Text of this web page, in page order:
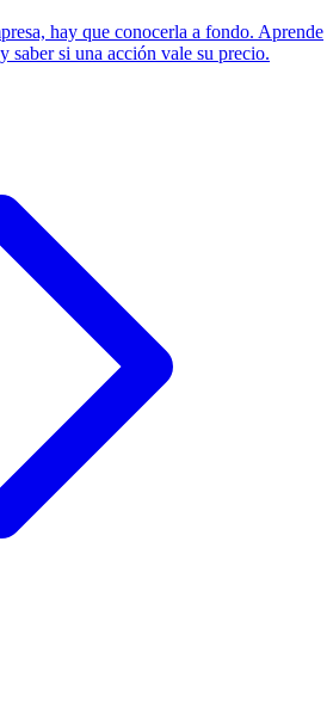
hay que conocerla a fondo. Aprende
saber si una acción vale su precio.